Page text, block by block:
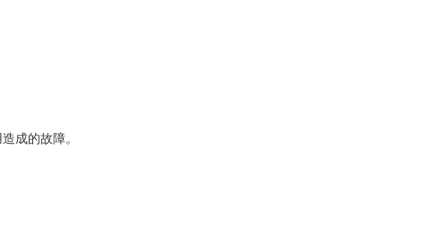
成的故障。